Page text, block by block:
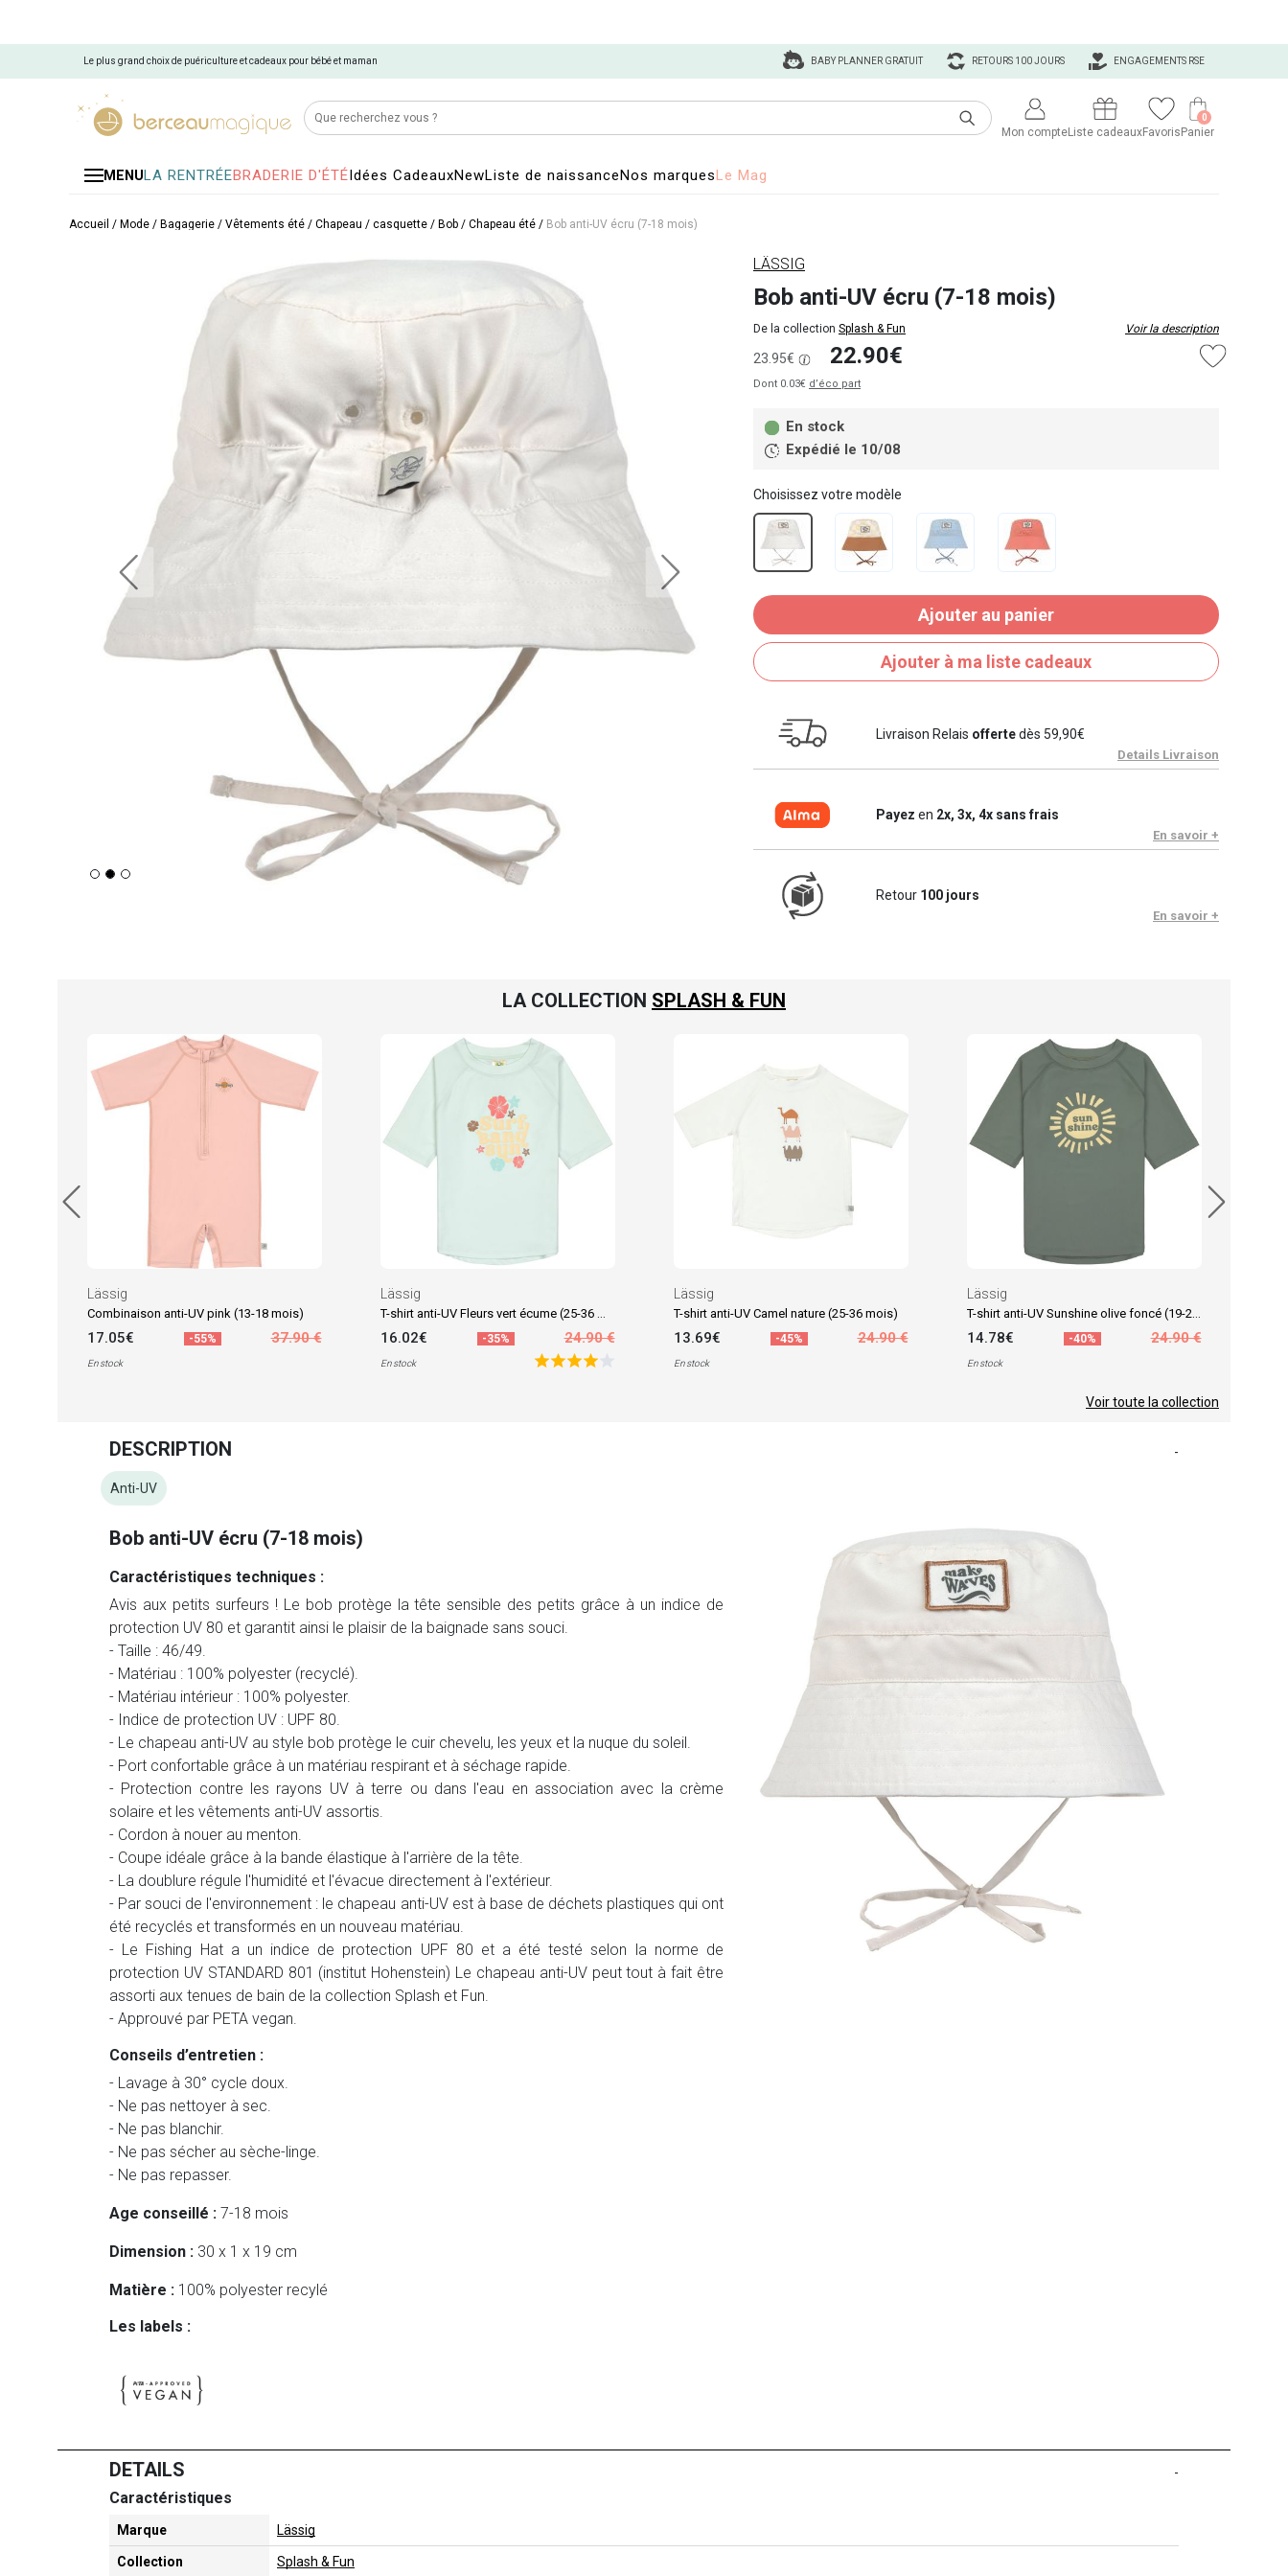
Le plus grand choix de puériculture et cadeaux pour bébé et maman ENGAGEMENTS RSE
RETOURS 100 JOURS
BABY PLANNER GRATUIT
Mon compteListe cadeauxFavoris Panier
0
MENULA RENTRÉEBRADERIE D'ÉTÉIdées CadeauxNewListe de naissanceNos marquesLe Mag
Accueil / Mode / Bagagerie / Vêtements été / Chapeau / casquette / Bob / Chapeau été / Bob anti-UV écru (7-18 mois)
LÄSSIG
Bob anti-UV écru (7-18 mois)
De la collection Splash & Fun Voir la description
23.95€ 22.90€
Dont 0.03€ d’éco part
En stock
Expédié le 10/08
Choisissez votre modèle
Ajouter au panier
Ajouter à ma liste cadeaux
Livraison Relais offertedès 59,90€
Details Livraison
Payez en 2x, 3x, 4x sans frais
En savoir +
Retour 100 jours
En savoir +
LA COLLECTION SPLASH & FUN
Lässig
Combinaison anti-UV pink (13-18 mois)
17.05€ -55% 37.90 €
En stock
Lässig
16.02€ -35% 24.90 €
En stock
Lässig
T-shirt anti-UV Camel nature (25-36 mois)
13.69€ -45% 24.90 €
En stock
Lässig
14.78€ -40% 24.90 €
En stock
Voir toute la collection
DESCRIPTION -
Anti-UV
Bob anti-UV écru (7-18 mois)
Caractéristiques techniques :
Avis aux petits surfeurs ! Le bob protège la tête sensible des petits grâce à un indice de
protection UV 80 et garantit ainsi le plaisir de la baignade sans souci.
- Taille : 46/49.
- Matériau : 100% polyester (recyclé).
- Matériau intérieur : 100% polyester.
- Indice de protection UV : UPF 80.
- Le chapeau anti-UV au style bob protège le cuir chevelu, les yeux et la nuque du soleil.
- Port confortable grâce à un matériau respirant et à séchage rapide.
- Protection contre les rayons UV à terre ou dans l'eau en association avec la crème
solaire et les vêtements anti-UV assortis.
- Cordon à nouer au menton.
- Coupe idéale grâce à la bande élastique à l'arrière de la tête.
- La doublure régule l'humidité et l'évacue directement à l'extérieur.
- Par souci de l'environnement : le chapeau anti-UV est à base de déchets plastiques qui ont
été recyclés et transformés en un nouveau matériau.
- Le Fishing Hat a un indice de protection UPF 80 et a été testé selon la norme de
protection UV STANDARD 801 (institut Hohenstein) Le chapeau anti-UV peut tout à fait être
assorti aux tenues de bain de la collection Splash et Fun.
- Approuvé par PETA vegan.
Conseils d’entretien :
- Lavage à 30° cycle doux.
- Ne pas nettoyer à sec.
- Ne pas blanchir.
- Ne pas sécher au sèche-linge.
- Ne pas repasser.
Age conseillé : 7-18 mois
Dimension : 30 x 1 x 19 cm
Matière : 100% polyester recylé
Les labels :
DETAILS -
Caractéristiques
Marque Lässig
Collection Splash & Fun